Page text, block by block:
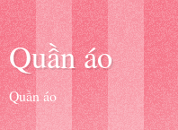
Quần áo
Quần áo